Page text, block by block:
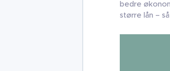
bedre
større lån –